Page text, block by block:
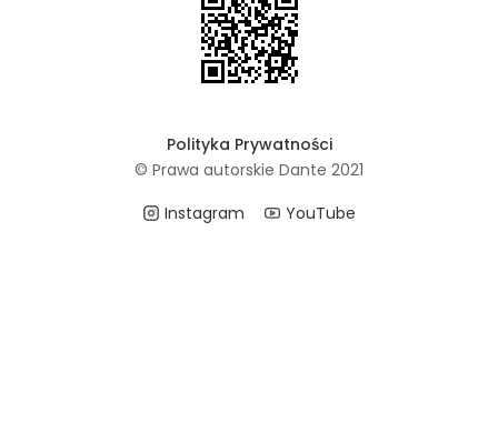
Polityka Prywatności
© Prawa autorskie Dante 2021
Instagram
YouTube